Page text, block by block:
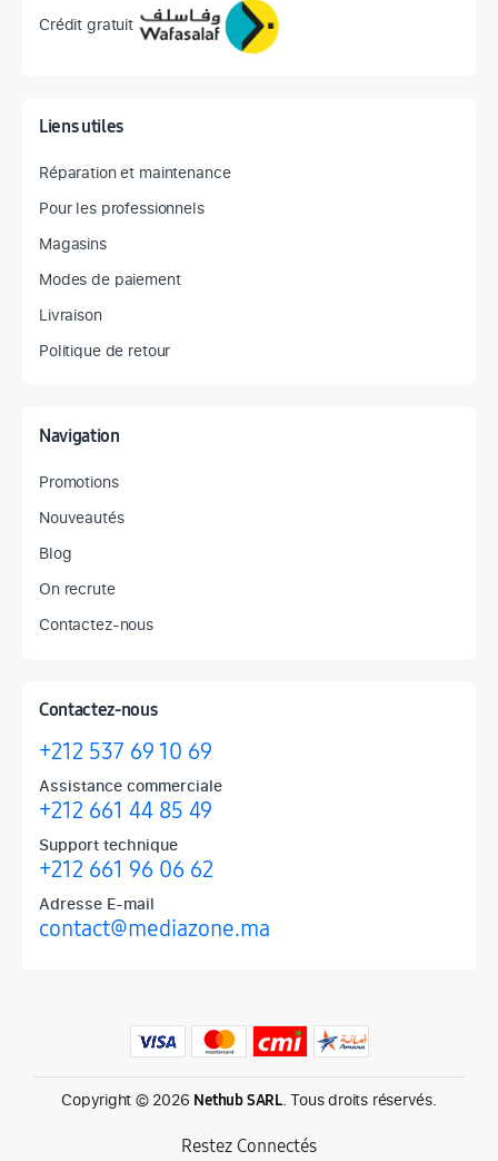
Crédit gratuit
Liens utiles
Réparation et maintenance
Pour les professionnels
Magasins
Modes de paiement
Livraison
Politique de retour
Navigation
Promotions
Nouveautés
Blog
On recrute
Contactez-nous
Contactez-nous
+212 537 69 10 69
Assistance commerciale
+212 661 44 85 49
Support technique
+212 661 96 06 62
Adresse E-mail
contact@mediazone.ma
Produits phares chez Mediazone
Retrouvez chez Mediazone les références incontournables :
Copyright © 2026 Nethub SARL. Tous droits réservés.
Restez Connectés